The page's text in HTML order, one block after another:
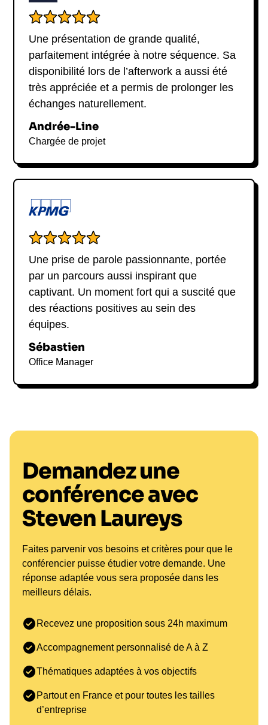
Une présentation de grande qualité,
parfaitement intégrée à notre séquence. Sa
disponibilité lors de l’afterwork a aussi été
très appréciée et a permis de prolonger les
échanges naturellement.
Andrée-Line
Chargée de projet
Une prise de parole passionnante, portée
par un parcours aussi inspirant que
captivant. Un moment fort qui a suscité que
des réactions positives au sein des
équipes.
Sébastien
Office Manager
Demandez une
conférence avec
Steven Laureys
Faites parvenir vos besoins et critères pour que le
conférencier puisse étudier votre demande. Une
réponse adaptée vous sera proposée dans les
meilleurs délais.
Recevez une proposition sous 24h maximum
Accompagnement personnalisé de A à Z
Thématiques adaptées à vos objectifs
Partout en France et pour toutes les tailles
d’entreprise